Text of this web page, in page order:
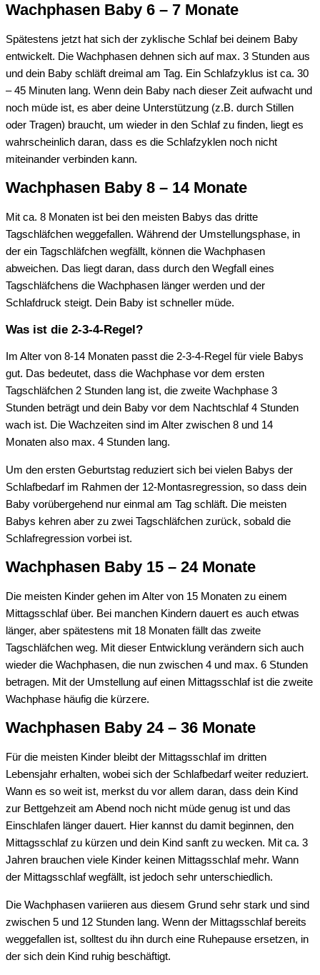
Wachphasen Baby 6 – 7 Monate
Spätestens jetzt hat sich der zyklische Schlaf bei deinem Baby
entwickelt. Die Wachphasen dehnen sich auf max. 3 Stunden aus
und dein Baby schläft dreimal am Tag. Ein Schlafzyklus ist ca. 30
– 45 Minuten lang. Wenn dein Baby nach dieser Zeit aufwacht und
noch müde ist, es aber deine Unterstützung (z.B. durch Stillen
oder Tragen) braucht, um wieder in den Schlaf zu finden, liegt es
wahrscheinlich daran, dass es die Schlafzyklen noch nicht
miteinander verbinden kann.
Wachphasen Baby 8 – 14 Monate
Mit ca. 8 Monaten ist bei den meisten Babys das dritte
Tagschläfchen weggefallen. Während der Umstellungsphase, in
der ein Tagschläfchen wegfällt, können die Wachphasen
abweichen. Das liegt daran, dass durch den Wegfall eines
Tagschläfchens die Wachphasen länger werden und der
Schlafdruck steigt. Dein Baby ist schneller müde.
Was ist die 2-3-4-Regel?
Im Alter von 8-14 Monaten passt die 2-3-4-Regel für viele Babys
gut. Das bedeutet, dass die Wachphase vor dem ersten
Tagschläfchen 2 Stunden lang ist, die zweite Wachphase 3
Stunden beträgt und dein Baby vor dem Nachtschlaf 4 Stunden
wach ist. Die Wachzeiten sind im Alter zwischen 8 und 14
Monaten also max. 4 Stunden lang.
Um den ersten Geburtstag reduziert sich bei vielen Babys der
Schlafbedarf im Rahmen der 12-Montasregression, so dass dein
Baby vorübergehend nur einmal am Tag schläft. Die meisten
Babys kehren aber zu zwei Tagschläfchen zurück, sobald die
Schlafregression vorbei ist.
Wachphasen Baby 15 – 24 Monate
Die meisten Kinder gehen im Alter von 15 Monaten zu einem
Mittagsschlaf über. Bei manchen Kindern dauert es auch etwas
länger, aber spätestens mit 18 Monaten fällt das zweite
Tagschläfchen weg. Mit dieser Entwicklung verändern sich auch
wieder die Wachphasen, die nun zwischen 4 und max. 6 Stunden
betragen. Mit der Umstellung auf einen Mittagsschlaf ist die zweite
Wachphase häufig die kürzere.
Wachphasen Baby 24 – 36 Monate
Für die meisten Kinder bleibt der Mittagsschlaf im dritten
Lebensjahr erhalten, wobei sich der Schlafbedarfweiter reduziert.
Wann es so weit ist, merkst du vor allem daran, dass dein Kind
zur Bettgehzeit am Abend noch nicht müde genug ist und das
Einschlafen länger dauert. Hier kannst du damit beginnen, den
Mittagsschlaf zu kürzen und dein Kind sanft zu wecken. Mit ca. 3
Jahren brauchen viele Kinder keinen Mittagsschlaf mehr. Wann
der Mittagsschlaf wegfällt, ist jedoch sehr unterschiedlich.
Die Wachphasen variieren aus diesem Grund sehr stark und sind
zwischen 5 und 12 Stunden lang. Wenn der Mittagsschlaf bereits
weggefallen ist, solltest du ihn durch eine Ruhepause ersetzen, in
der sich dein Kind ruhig beschäftigt.